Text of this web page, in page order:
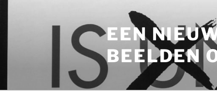
EEN
BEELDEN